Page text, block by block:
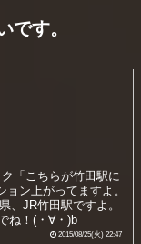
です。
「こちらが竹田駅に
ン上がってますよ。
、JR竹田駅ですよ。
ね！(・∀・)b
2015/08/25(火) 22:47